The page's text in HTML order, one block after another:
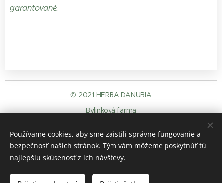
garantované.
© 2021 HERBA DANUBIA
Bylinková farma
GDPR.elallas-a-szerzodestol Sütik
Nyelvek
Používame cookies, aby sme zaistili správne fungovanie a
bezpečnosť našich stránok. Tým vám môžeme poskytnúť tú
najlepšiu skúsenosť z ich návštevy.